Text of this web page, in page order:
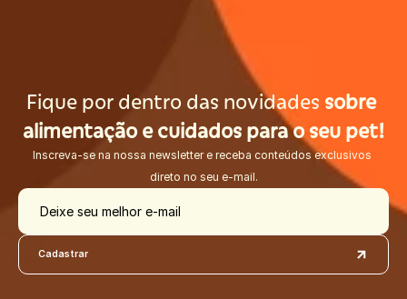
Fique por dentro das novidades sobre
alimentação e cuidados para o seu pet!
Inscreva-se na nossa newsletter e receba conteúdos exclusivos
direto no seu e-mail.
Deixe seu melhor e-mail
Cadastrar